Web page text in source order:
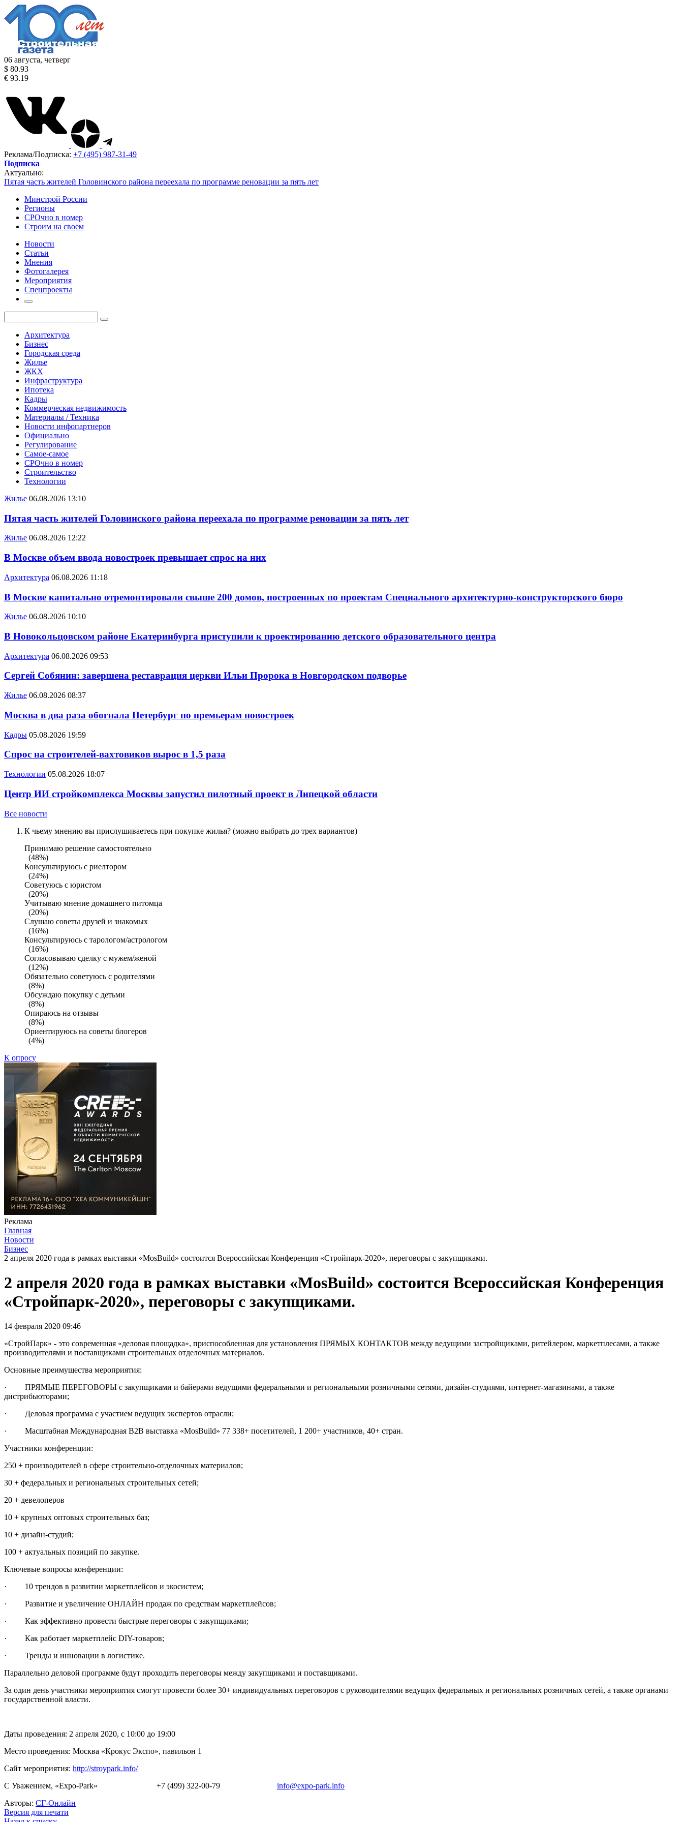
06 августа, четверг
$ 80.93
€ 93.19
Реклама/Подписка: +7 (495) 987-31-49
Подписка
Актуально:
Пятая часть жителей Головинского района переехала по программе реновации за пять лет
Минстрой России
Регионы
СРОчно в номер
Строим на своем
Новости
Статьи
Мнения
Фотогалерея
Мероприятия
Спецпроекты
Архитектура
Бизнес
Городская среда
Жилье
ЖКХ
Инфраструктура
Ипотека
Кадры
Коммерческая недвижимость
Материалы / Техника
Новости инфопартнеров
Официально
Регулирование
Самое-самое
СРОчно в номер
Строительство
Технологии
Жилье 06.08.2026 13:10
Пятая часть жителей Головинского района переехала по программе реновации за пять лет
Жилье 06.08.2026 12:22
В Москве объем ввода новостроек превышает спрос на них
Архитектура 06.08.2026 11:18
В Москве капитально отремонтировали свыше 200 домов, построенных по проектам Специального архитектурно-конструкторского бюро
Жилье 06.08.2026 10:10
В Новокольцовском районе Екатеринбурга приступили к проектированию детского образовательного центра
Архитектура 06.08.2026 09:53
Сергей Собянин: завершена реставрация церкви Ильи Пророка в Новгородском подворье
Жилье 06.08.2026 08:37
Москва в два раза обогнала Петербург по премьерам новостроек
Кадры 05.08.2026 19:59
Спрос на строителей-вахтовиков вырос в 1,5 раза
Технологии 05.08.2026 18:07
Центр ИИ стройкомплекса Москвы запустил пилотный проект в Липецкой области
Все новости
К чьему мнению вы прислушиваетесь при покупке жилья? (можно выбрать до трех вариантов)
Принимаю решение самостоятельно
(48%)
Консультируюсь с риелтором
(24%)
Советуюсь с юристом
(20%)
Учитываю мнение домашнего питомца
(20%)
Слушаю советы друзей и знакомых
(16%)
Консультируюсь с тарологом/астрологом
(16%)
Согласовываю сделку с мужем/женой
(12%)
Обязательно советуюсь с родителями
(8%)
Обсуждаю покупку с детьми
(8%)
Опираюсь на отзывы
(8%)
Ориентируюсь на советы блогеров
(4%)
К опросу
Реклама
Главная
Новости
Бизнес
2 апреля 2020 года в рамках выставки «MosBuild» состоится Всероссийская Конференция «Стройпарк-2020», переговоры с закупщиками.
2 апреля 2020 года в рамках выставки «MosBuild» состоится Всероссийская Конференция
«Стройпарк-2020», переговоры с закупщиками.
14 февраля 2020 09:46
«СтройПарк» - это современная «деловая площадка», приспособленная для установления ПРЯМЫХ КОНТАКТОВ между ведущими застройщиками, ритейлером, маркетплесами, а также
производителями и поставщиками строительных отделочных материалов.
Основные преимущества мероприятия:
· ПРЯМЫЕ ПЕРЕГОВОРЫ с закупщиками и байерами ведущими федеральными и региональными розничными сетями, дизайн-студиями, интернет-магазинами, а также
дистрибьюторами;
· Деловая программа с участием ведущих экспертов отрасли;
· Масштабная Международная B2B выставка «MosBuild» 77 338+ посетителей, 1 200+ участников, 40+ стран.
Участники конференции:
250 + производителей в сфере строительно-отделочных материалов;
30 + федеральных и региональных строительных сетей;
20 + девелоперов
10 + крупных оптовых строительных баз;
10 + дизайн-студий;
100 + актуальных позиций по закупке.
Ключевые вопросы конференции:
· 10 трендов в развитии маркетплейсов и экосистем;
· Развитие и увеличение ОНЛАЙН продаж по средствам маркетплейсов;
· Как эффективно провести быстрые переговоры с закупщиками;
· Как работает маркетплейс DIY-товаров;
· Тренды и инновации в логистике.
Параллельно деловой программе будут проходить переговоры между закупщиками и поставщиками.
За один день участники мероприятия смогут провести более 30+ индивидуальных переговоров с руководителями ведущих федеральных и региональных розничных сетей, а также органами
государственной власти.
Даты проведения: 2 апреля 2020, с 10:00 до 19:00
Место проведения: Москва «Крокус Экспо», павильон 1
Сайт мероприятия: http://stroypark.info/
С Уважением, «Expo-Park» +7 (499) 322-00-79 info@expo-park.info
Авторы: СГ-Онлайн
Версия для печати